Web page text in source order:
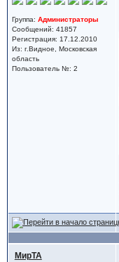
Группа: Администраторы
Сообщений: 41857
Регистрация: 17.12.2010
Из: г.Видное, Московская
область
Пользователь №: 2
МирТА